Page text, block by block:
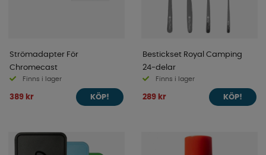
Strömadapter För
Chromecast
Finns i lager
389 kr KÖP!
Bestickset Royal Camping
24-delar
Finns i lager
289 kr KÖP!